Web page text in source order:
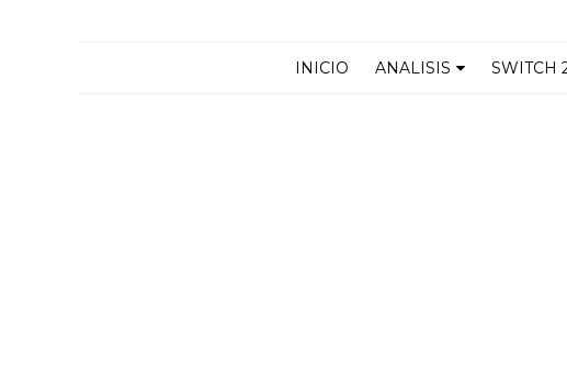
INICIO ANALISIS SWITCH